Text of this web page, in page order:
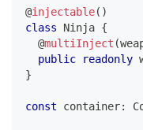
@injectable( )
class
Ninja {
@multiInject (
public
readonly
}
const container: